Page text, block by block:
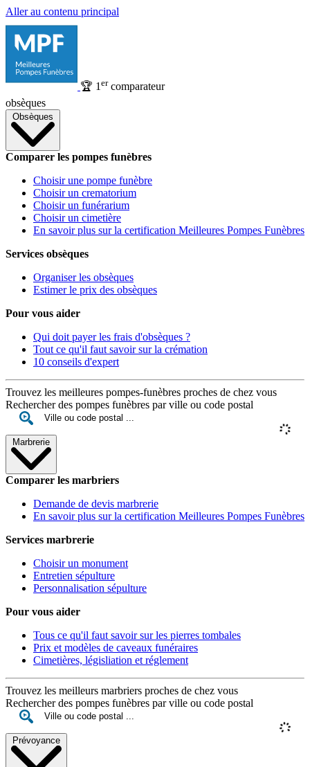
Aller au contenu principal
🏆 1 ercomparateur
obsèques
Obsèques
Comparer les pompes funèbres
Choisir une pompe funèbre
Choisir un crematorium
Choisir un funérarium
Choisir un cimetière
En savoir plus sur la certification Meilleures Pompes Funèbres
Services obsèques
Organiser les obsèques
Estimer le prix des obsèques
Pour vous aider
Qui doit payer les frais d'obsèques ?
Tout ce qu'il faut savoir sur la crémation
10 conseils d'expert
Trouvez les meilleures pompes-funèbres proches de chez vous
Rechercher des pompes funèbres par ville ou code postal
Marbrerie
Comparer les marbriers
Demande de devis marbrerie
En savoir plus sur la certification Meilleures Pompes Funèbres
Services marbrerie
Choisir un monument
Entretien sépulture
Personnalisation sépulture
Pour vous aider
Tous ce qu'il faut savoir sur les pierres tombales
Prix et modèles de caveaux funéraires
Cimetières, législiation et réglement
Trouvez les meilleurs marbriers proches de chez vous
Rechercher des pompes funèbres par ville ou code postal
Prévoyance